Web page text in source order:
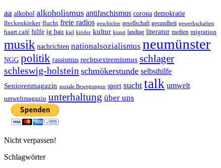
aa alkohol alkoholismus antifaschismus corona demokratie
fleckenkieker flucht freie radios geschichte gesellschaft gesundheit gewerkschaften
haart café hilfe ig bau kiel kinder kultur kunst landtag literatur medien migration
musik nachrichten nationalsozialismus neumünster
NGG politik rassismus rechtsextremismus schlager
schleswig-holstein schmökerstunde selbsthilfe
Seniorenmagazin soziale Bewegungen sport sucht talk umwelt
umweltmagazin unterhaltung über uns
Nicht verpassen!
Schlagwörter